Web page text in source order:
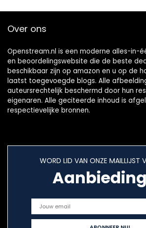
Over ons
Openstream.nl is een moderne alles-in-
en beoordelingswebsite die de beste
beschikbaar zijn op amazon en u op de
laatst toegevoegde blogs. Alle
auteursrechtelijk beschermd door hun
eigenaren. Alle geciteerde inhoud is
respectievelijke bronnen.
WORD LID VAN ONZE MAILLIJST